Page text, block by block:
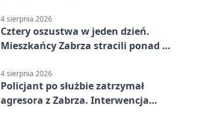
4 sierpnia 2026
Cztery oszustwa w jeden dzień.
Mieszkańcy Zabrza stracili ponad 6
4 sierpnia 2026
Policjant po służbie zatrzymał
agresora z Zabrza. Interwencja